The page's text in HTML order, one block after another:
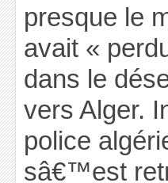
presque le
avait «
dans le
vers Alger.
police
sâ€™est